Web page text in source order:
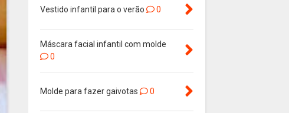
Vestido infantil para o verão 0
Máscara facial infantil com molde
0
Molde para fazer gaivotas 0